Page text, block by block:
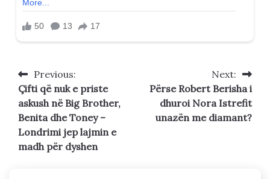
Post
navigation
Previous:
Çifti që nuk e priste
askush në Big Brother,
Benita dhe Toney –
Londrimi jep lajmin e
madh për dyshen
Next:
Përse Robert Berisha i
dhuroi Nora Istrefit
unazën me diamant?